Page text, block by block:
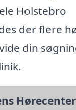
Holstebro
der flere
din